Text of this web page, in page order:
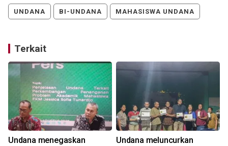
UNDANA BI-UNDANA MAHASISWA UNDANA
Terkait
Undana menegaskan
Undana meluncurkan